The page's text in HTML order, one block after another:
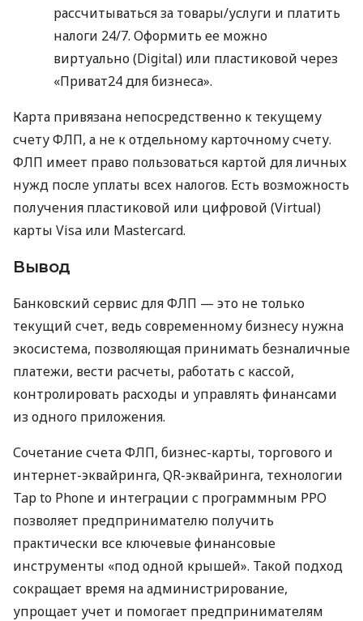
рассчитываться за товары/услуги и платить
налоги 24/7. Оформить ее можно
виртуально (Digital) или пластиковой через
«Приват24 для бизнеса».
Карта привязана непосредственно к текущему
счету ФЛП, а не к отдельному карточному счету.
ФЛП имеет право пользоваться картой для личных
нужд после уплаты всех налогов. Есть возможность
получения пластиковой или цифровой (Virtual)
карты Visa или Mastercard.
Вывод
Банковский сервис для ФЛП — это не только
текущий счет, ведь современному бизнесу нужна
экосистема, позволяющая принимать безналичные
платежи, вести расчеты, работать с кассой,
контролировать расходы и управлять финансами
из одного приложения.
Сочетание счета ФЛП, бизнес-карты, торгового и
интернет-эквайринга, QR-эквайринга, технологии
Tap to Phone и интеграции с программным РРО
позволяет предпринимателю получить
практически все ключевые финансовые
инструменты «под одной крышей». Такой подход
сокращает время на администрирование,
упрощает учет и помогает предпринимателям